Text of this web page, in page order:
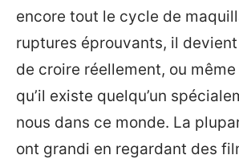
encore tout le cycle de
ruptures éprouvants, il
de croire réellement, ou même
qu’il existe quelqu’un
nous dans ce monde. La
ont grandi en regardant des